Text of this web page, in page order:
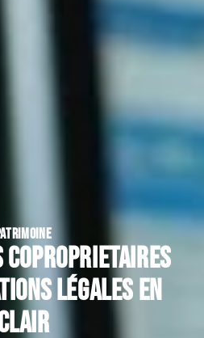
coproprietaires
légales en